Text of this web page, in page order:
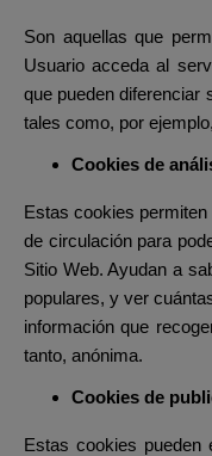
Son aquellas que
Usuario acceda al
que pueden diferenciar
tales como, por
Cookies de
Estas cookies
de circulación para
Sitio Web. Ayudan a
populares, y ver
información que
tanto, anónima.
Cookies de
Estas cookies pueden